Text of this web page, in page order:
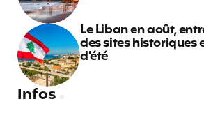
Le Liban en août,
des sites historiques
d’été
Infos